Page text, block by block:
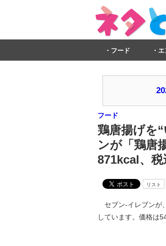
フード エ
フード
鶏唐揚げを
ンが「鶏唐
871kcal、税
リスト
セブン‐イレブンが
しています。価格は